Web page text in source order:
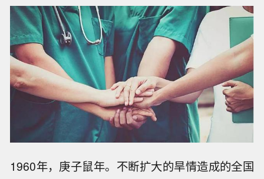
1960年，庚子鼠年。不断扩大的旱情造成的全国